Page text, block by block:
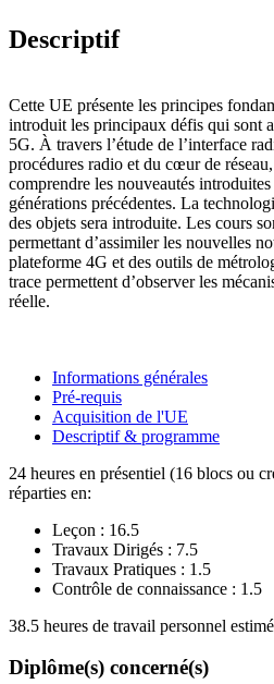
Descriptif
Cette UE présente les principes
introduit les principaux défis qui sont
5G. À travers l’étude de l’interface
procédures radio et du cœur de
comprendre les nouveautés
générations précédentes. La
des objets sera introduite. Les cours
permettant d’assimiler les nouvelles
plateforme 4G et des outils de
trace permettent d’observer les
réelle.
Informations générales
Pré-requis
Acquisition de l'UE
Descriptif & programme
24 heures en présentiel (16 blocs ou
réparties en:
Leçon : 16.5
Travaux Dirigés : 7.5
Travaux Pratiques : 1.5
Contrôle de connaissance : 1.5
38.5 heures de travail personnel
Diplôme(s) concerné(s)